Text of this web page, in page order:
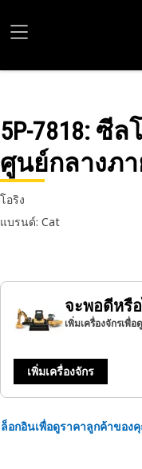
5P-7818: ซีล
ศูนย์กลางภา
โอริง
แบรนด์: Cat
จะพอดีหรื
เพิ่มเครื่องจักรเพื่
เพิ่มเครื่องจักร
ล็อกอินเพื่อดูราคาลูกค้าของ